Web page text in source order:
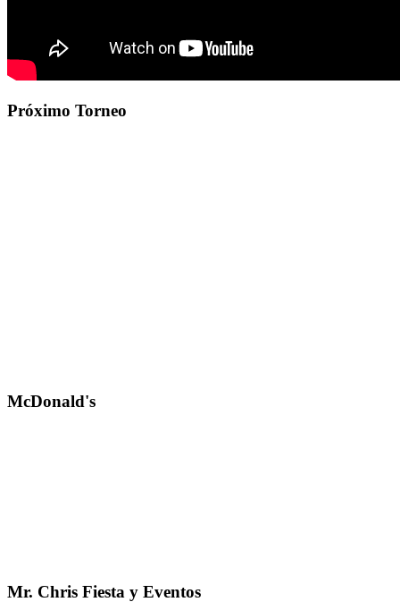
Próximo Torneo
McDonald's
Mr. Chris Fiesta y Eventos